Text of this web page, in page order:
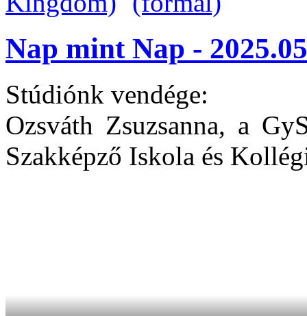
Nap mint Nap -
Stúdiónk vendége:
Ozsváth Zsuzsanna, a
Szakképző Iskola és